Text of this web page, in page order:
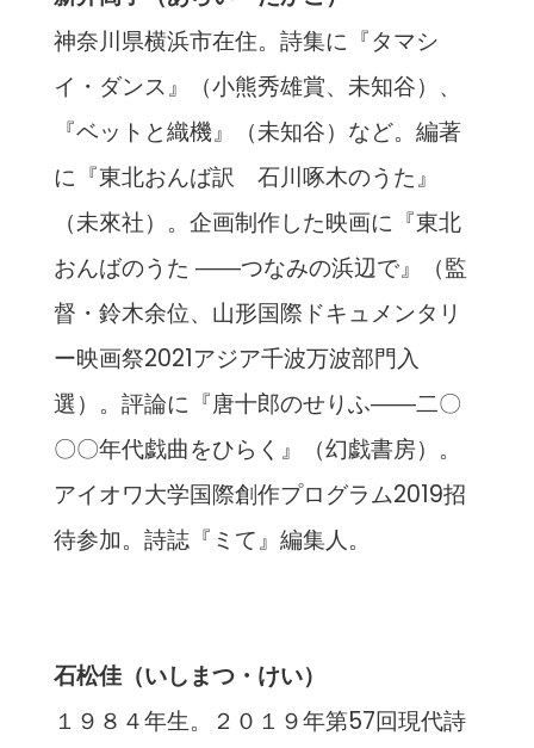
神奈川県横浜市在住。詩集に『タマシ
イ・ダンス』（小熊秀雄賞、未知谷）、
『ベットと織機』（未知谷）など。編著
に『東北おんば訳 石川啄木のうた』
（未來社）。企画制作した映画に『東北
おんばのうた ――つなみの浜辺で』（監
督・鈴木余位、山形国際ドキュメンタリ
ー映画祭2021アジア千波万波部門入
選）。評論に『唐十郎のせりふ――二〇
〇〇年代戯曲をひらく』（幻戯書房）。
アイオワ大学国際創作プログラム2019招
待参加。詩誌『ミて』編集人。
石松佳（いしまつ・けい）
１９８４年生。２０１９年第57回現代詩